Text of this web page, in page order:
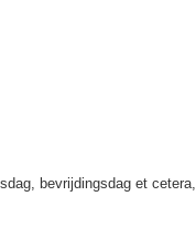
bevrijdingsdag et cetera,